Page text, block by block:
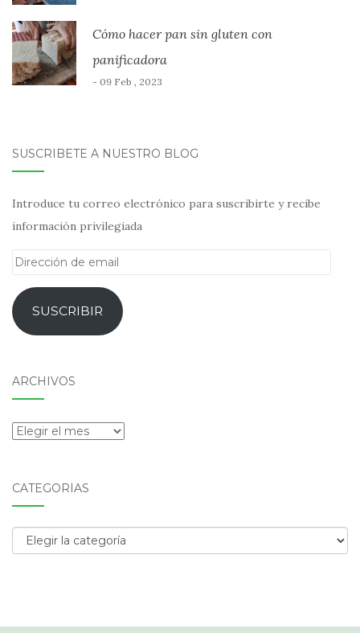
Cómo hacer pan sin gluten con
panificadora
- 09 Feb , 2023
SUSCRÍBETE A NUESTRO BLOG
Introduce tu correo electrónico para suscribirte y recibe
información privilegiada
Dirección
emailSUSCRIBIR
ARCHIVOS
Archivos
CATEGORÍAS
Categorías